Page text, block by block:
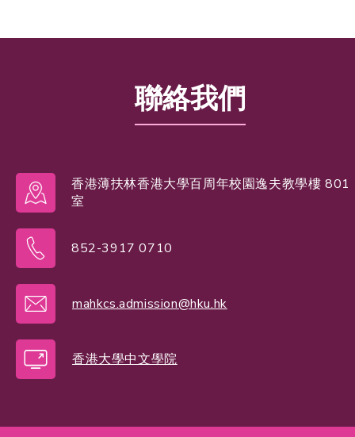
聯絡我們
香港薄扶林香港大學百周年校園逸夫教學樓 801
室
852-3917 0710
mahkcs.admission@hku.hk
香港大學中文學院